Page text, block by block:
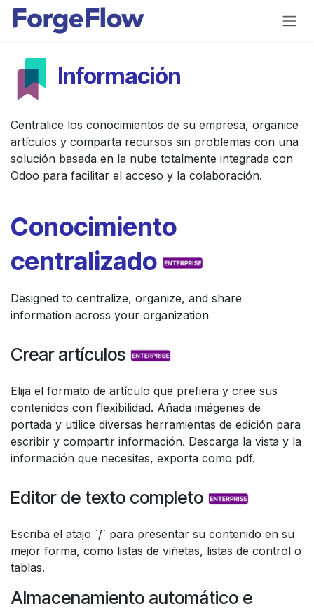
Ir al contenido
Información
Centralice los conocimientos de su empresa, organice
artículos y comparta recursos sin problemas con una
solución basada en la nube totalmente integrada con
Odoo para facilitar el acceso y la colaboración.
Conocimiento
centralizado
Designed to centralize, organize, and share
information across your organization
Crear artículos
Elija el formato de artículo que prefiera y cree sus
contenidos con flexibilidad. Añada imágenes de
portada y utilice diversas herramientas de edición para
escribir y compartir información. Descarga la vista y la
información que necesites, exporta como pdf.
Editor de texto completo
Escriba el atajo `/` para presentar su contenido en su
mejor forma, como listas de viñetas, listas de control o
tablas.
Almacenamiento automático e